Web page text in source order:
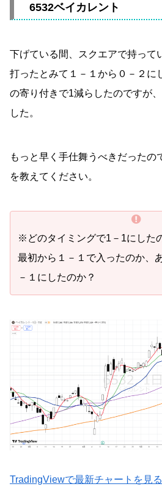
6532ベイカレント
下げている間、スクエアで持って
打ったとみて１－１から０－２に
の寄り付きで1減らしたのですが
した。
もっと早く手仕舞うべきだったの
を教えてください。
※どのタイミングで1－1にした
最初から１－１で入ったのか、
－１にしたのか？
TradingViewで最新チャートを見る